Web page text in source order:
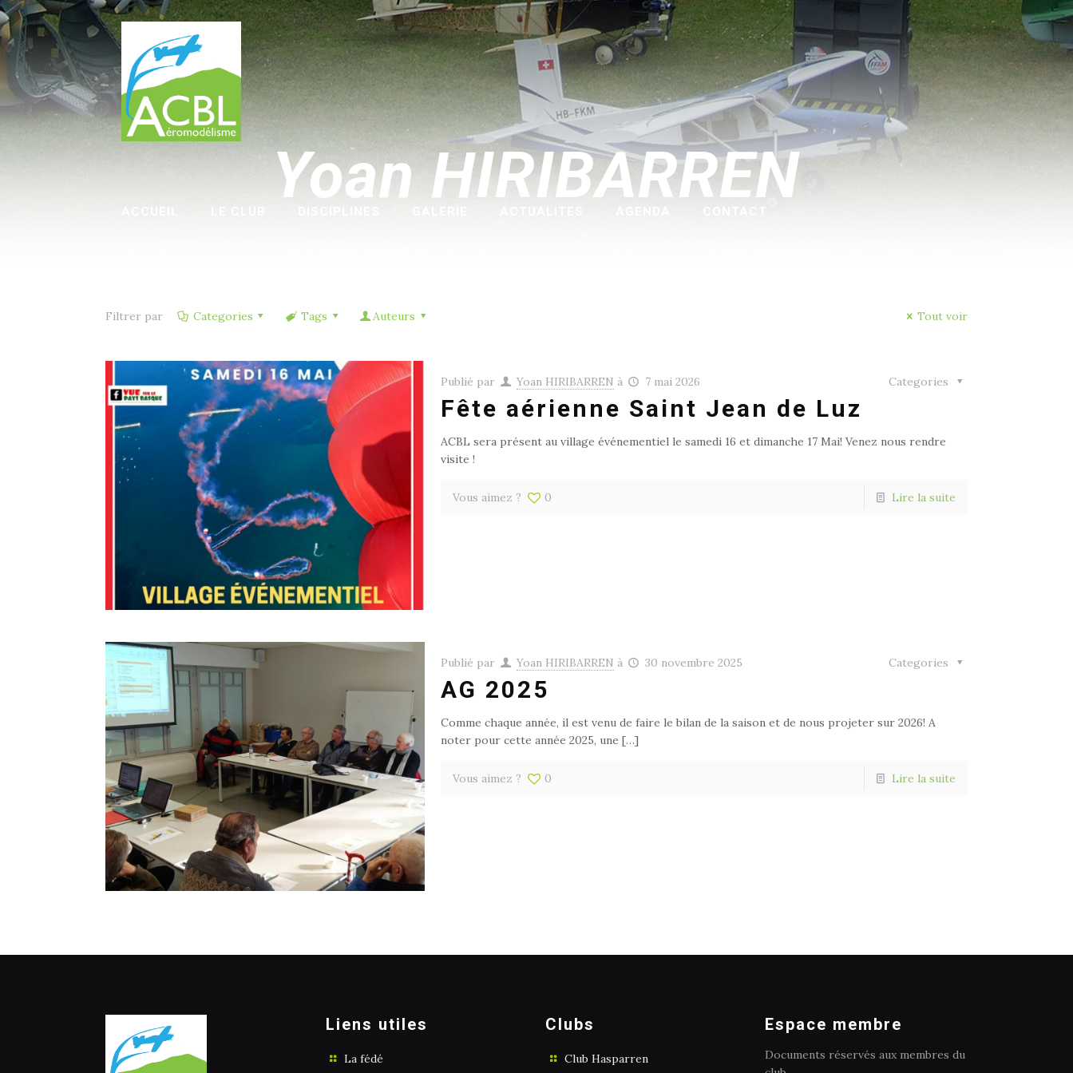
Yoan HIRIBARREN
Filtrer par Categories Tags Auteurs Tout voir
Publié par Yoan HIRIBARREN à 7 mai 2026 Categories
Fête aérienne Saint Jean de Luz
ACBL sera présent au village événementiel le samedi 16 et dimanche 17 Mai! Venez nous rendre
visite !
Vous aimez ? 0 Lire la suite
Publié par Yoan HIRIBARREN à 30 novembre 2025 Categories
AG 2025
Comme chaque année, il est venu de faire le bilan de la saison et de nous projeter sur 2026! A
noter pour cette année 2025, une […]
Vous aimez ? 0 Lire la suite
Liens utiles
La fédé
Clubs
Club Hasparren
Espace membre
Documents réservés aux membres du